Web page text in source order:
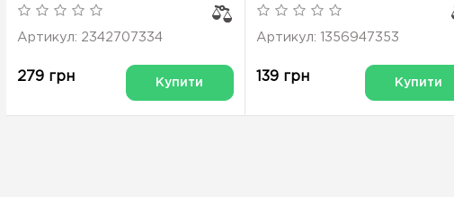
Артикул: 2342707334
279 грн Купити
Артикул: 1356947353
139 грн Купити